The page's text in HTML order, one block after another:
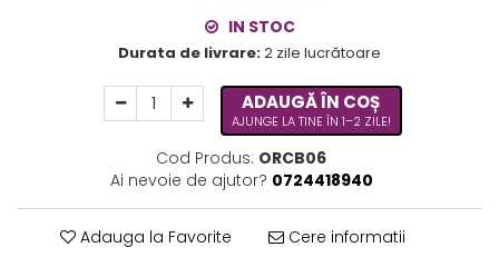
IN STOC
Durata de livrare:2 zile lucrătoare
ADAUGĂ ÎN COȘ
AJUNGE LA TINE ÎN 1–2 ZILE!
Cod Produs: ORCB06
Ai nevoie de ajutor? 0724418940
Adauga la Favorite Cere informatii